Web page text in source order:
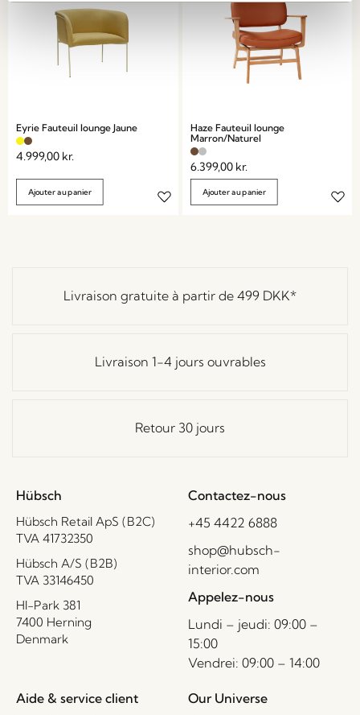
Eyrie Fauteuil lounge Jaune
4.999,00 kr.
Ajouter au panier
Haze Fauteuil lounge
Marron/Naturel
6.399,00 kr.
Ajouter au panier
Livraison gratuite à partir de 499 DKK*
Livraison 1-4 jours ouvrables
Retour 30 jours
Hübsch
Hübsch Retail ApS (B2C)
TVA 41732350
Hübsch A/S (B2B)
TVA 33146450
HI-Park 381
7400 Herning
Denmark
Contactez-nous
+45 4422 6888
shop@hubsch-
interior.com
Appelez-nous
Lundi – jeudi: 09:00 –
15:00
Vendrei: 09:00 – 14:00
Aide & service client Our Universe